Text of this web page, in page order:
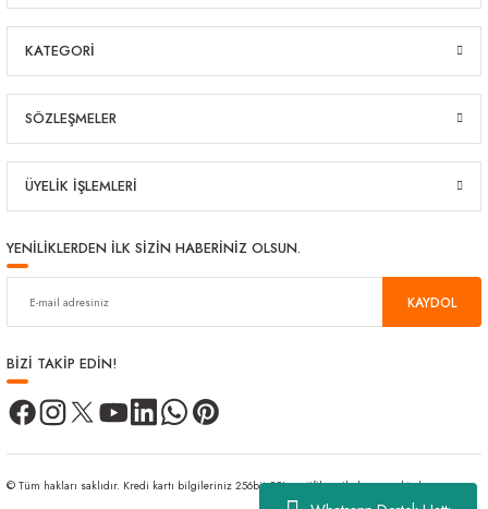
KATEGORİ
SÖZLEŞMELER
ÜYELİK İŞLEMLERİ
YENİLİKLERDEN İLK SİZİN HABERİNİZ OLSUN.
KAYDOL
BİZİ TAKİP EDİN!
© Tüm hakları saklıdır. Kredi kartı bilgileriniz 256bit SSL sertifikası ile korunmaktadır.